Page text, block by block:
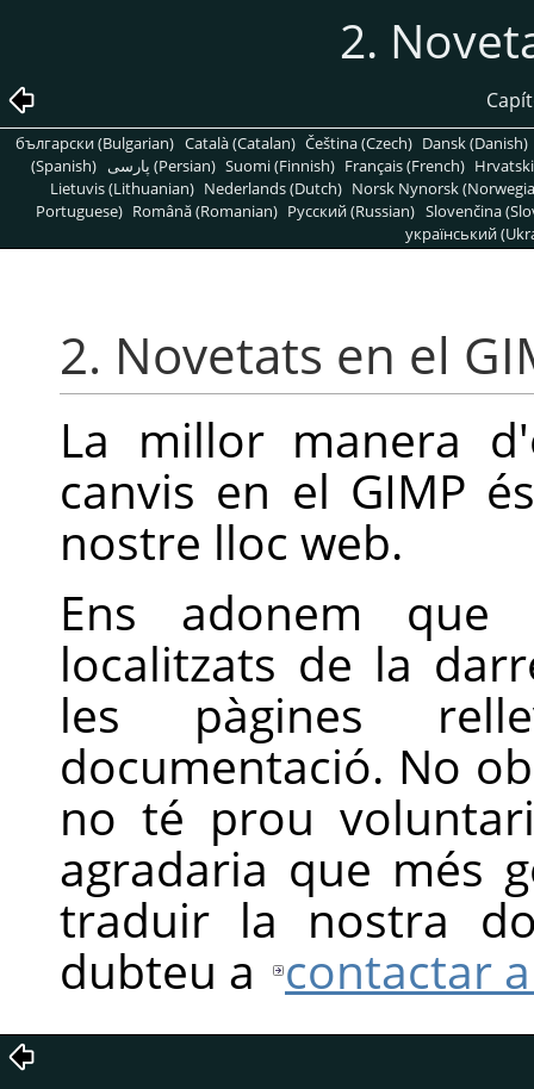
2.
български (Bulgarian) Català (Catalan) Čeština (Czech) Dansk (Danish)
(Spanish)
پارسی (Persian) Suomi (Finnish) Français (French)
Lietuvis (Lithuanian) Nederlands (Dutch) Norsk Nynorsk
Portuguese) Română (Romanian) Pусский (Russian) Slovenčina
український
2. Novetats en el
La millor manera
canvis en el GIMP
nostre lloc web.
Ens adonem
localitzats de la
les pàgines
documentació. No
no té prou
agradaria que més
traduir la nostra
dubteu a contactar